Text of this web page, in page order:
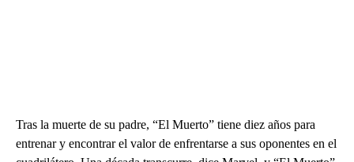
Tras la muerte de su padre, “El Muerto” tiene diez años para
entrenar y encontrar el valor de enfrentarse a sus oponentes en el